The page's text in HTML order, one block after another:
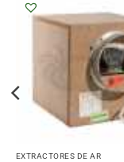
EXTRACTORES DE AR